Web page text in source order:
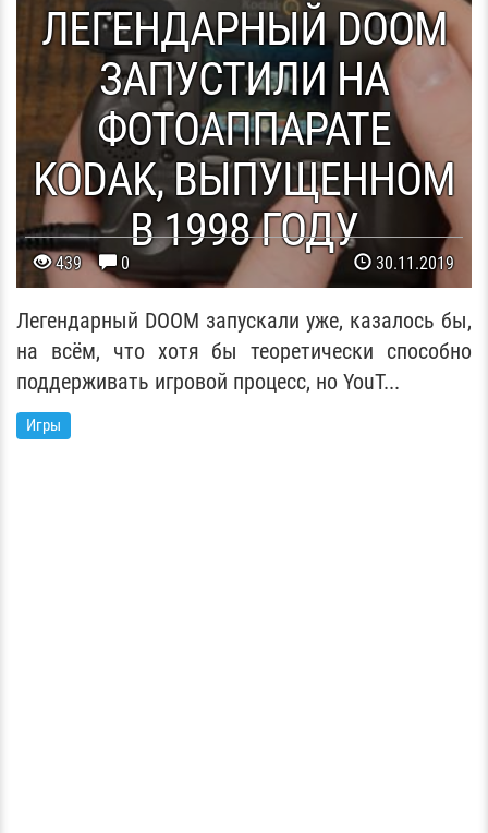
ЛЕГЕНДАРНЫЙ DOOM
ЗАПУСТИЛИ НА
ФОТОАППАРАТЕ
KODAK, ВЫПУЩЕННОМ
В 1998 ГОДУ
439 0 30.11.2019
Легендарный DOOM запускали уже, казалось бы,
на всём, что хотя бы теоретически способно
поддерживать игровой процесс, но YouT...
Игры